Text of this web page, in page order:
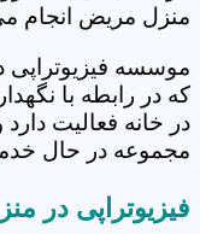
منزل مریض انجام
موسسه فیزیوتراپی
که در رابطه با
در خانه فعالیت
مجموعه در حال
فیزیوتراپی در